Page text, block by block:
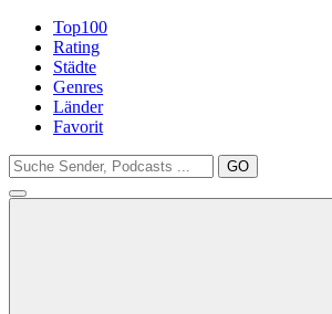
Top100
Rating
Städte
Genres
Länder
Favorit
GO